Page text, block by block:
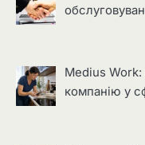
Medius
компанію у